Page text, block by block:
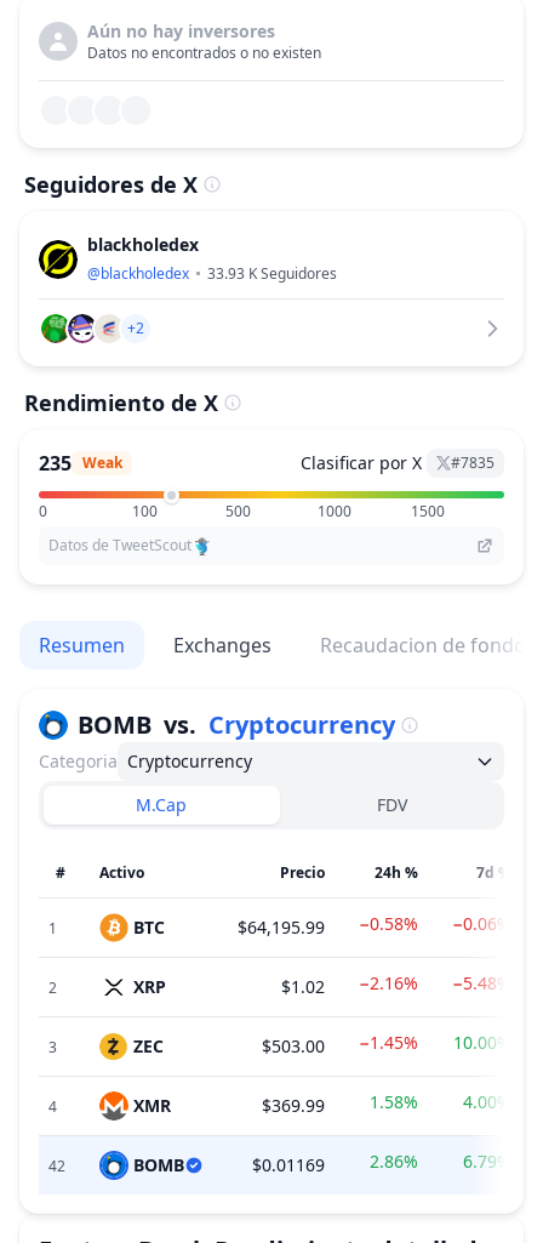
Aún no hay inversores
Datos no encontrados o no existen
Seguidores de X
blackholedex
@blackholedex 33.93 KSeguidores
+2
Rendimiento de X
235 Weak Clasificar por X #7835
0 100 500 1000
1500
Datos de TweetScout
Resumen Exchanges Recaudacion de fondos
BOMB vs. Cryptocurrency
Categoria Cryptocurrency
M.Cap
FDV
# Activo Precio 24h % 7d %
1 BTC $64,195.99 −0.58% −0.06%
2 XRP $1.02 −2.16% −5.48%
3 ZEC $503.00 −1.45% 10.00%
4 XMR $369.99 1.58% 4.00%
42 BOMB $0.01169 2.86% 6.79%